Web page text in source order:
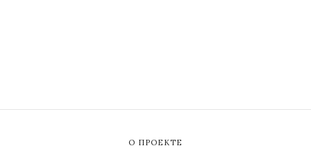
О ПРОЕКТЕ